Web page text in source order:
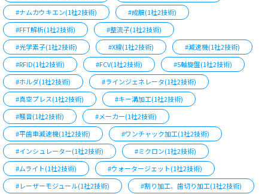
#ナムカウキエン(1社2技術)
#成膜(1社2技術)
#FFT解析(1社2技術)
#整流子(1社2技術)
#光学素子(1社2技術)
#X線(1社2技術)
#減速機(1社2技術)
#RFID(1社2技術)
#FCV(1社2技術)
#5軸旋盤(1社2技術)
#ホルダ(1社2技術)
#ラインジェネレータ(1社2技術)
#真空プレス(1社2技術)
#キー溝加工(1社2技術)
#騒音(1社2技術)
#メーカー(1社2技術)
#平歯車減速機(1社2技術)
#ワンチャック加工(1社2技術)
#インシュレーター(1社2技術)
#ミクロン(1社2技術)
#ムライト(1社2技術)
#ウォータージェット(1社2技術)
#レーザーモジュール(1社2技術)
#割り加工、歯切り加工(1社2技術)